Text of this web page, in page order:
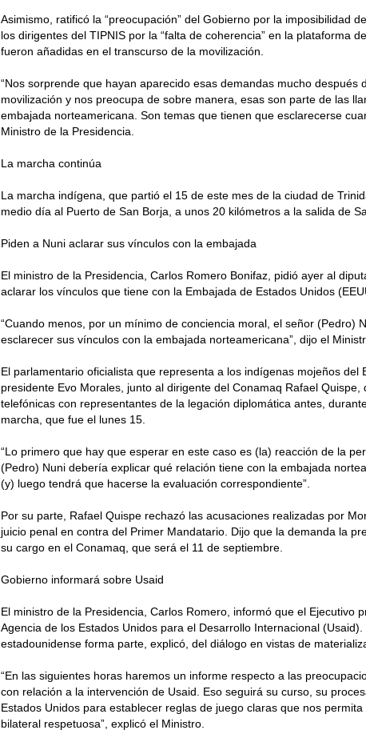
Asimismo, ratificó la “preocupación” del Gobierno por la imposibilidad
los dirigentes del TIPNIS por la “falta de coherencia” en la plataforma
fueron añadidas en el transcurso de la movilización.
“Nos sorprende que hayan aparecido esas demandas mucho después
movilización y nos preocupa de sobre manera, esas son parte de las
embajada norteamericana. Son temas que tienen que esclarecerse
Ministro de la Presidencia.
La marcha continúa
La marcha indígena, que partió el 15 de este mes de la ciudad de
medio día al Puerto de San Borja, a unos 20 kilómetros a la salida de
Piden a Nuni aclarar sus vínculos con la embajada
El ministro de la Presidencia, Carlos Romero Bonifaz, pidió ayer al
aclarar los vínculos que tiene con la Embajada de Estados Unidos
“Cuando menos, por un mínimo de conciencia moral, el señor (Pedro)
esclarecer sus vínculos con la embajada norteamericana”, dijo el
El parlamentario oficialista que representa a los indígenas mojeños del
presidente Evo Morales, junto al dirigente del Conamaq Rafael
telefónicas con representantes de la legación diplomática antes,
marcha, que fue el lunes 15.
“Lo primero que hay que esperar en este caso es (la) reacción de la
(Pedro) Nuni debería explicar qué relación tiene con la embajada
(y) luego tendrá que hacerse la evaluación correspondiente”.
Por su parte, Rafael Quispe rechazó las acusaciones realizadas por
juicio penal en contra del Primer Mandatario. Dijo que la demanda la
su cargo en el Conamaq, que será el 11 de septiembre.
Gobierno informará sobre Usaid
El ministro de la Presidencia, Carlos Romero, informó que el Ejecutivo
Agencia de los Estados Unidos para el Desarrollo Internacional
estadounidense forma parte, explicó, del diálogo en vistas de
“En las siguientes horas haremos un informe respecto a las
con relación a la intervención de Usaid. Eso seguirá su curso, su
Estados Unidos para establecer reglas de juego claras que nos
bilateral respetuosa”, explicó el Ministro.